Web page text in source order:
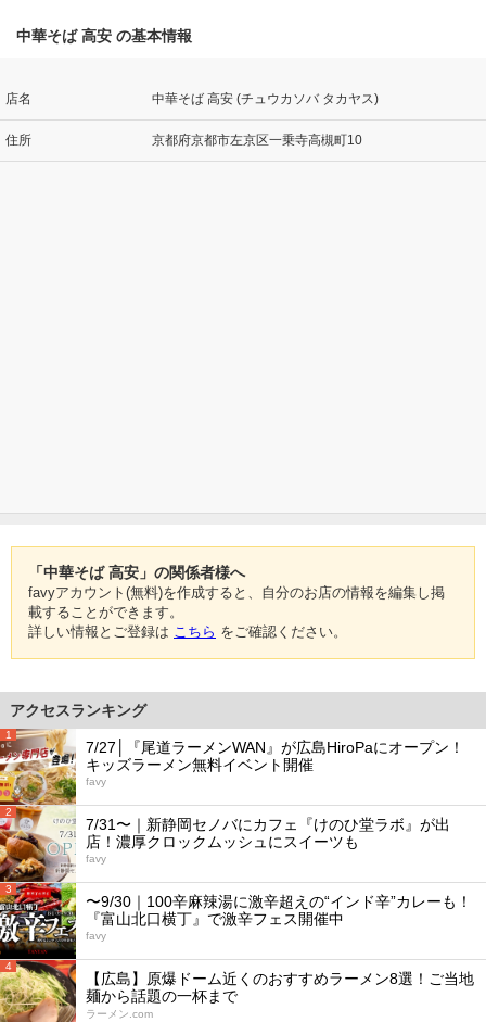
中華そば 高安 の基本情報
店名 中華そば 高安 (チュウカソバ タカヤス)
住所 京都府京都市左京区一乗寺高槻町10
「中華そば 高安」の関係者様へ
favyアカウント(無料)を作成すると、自分のお店の情報を編集し掲
載することができます。
詳しい情報とご登録は こちら をご確認ください。
アクセスランキング
1
7/27│『尾道ラーメンWAN』が広島HiroPaにオープン！
キッズラーメン無料イベント開催
favy
2
7/31〜｜新静岡セノバにカフェ『けのひ堂ラボ』が出
店！濃厚クロックムッシュにスイーツも
favy
3
〜9/30｜100辛麻辣湯に激辛超えの“インド辛”カレーも！
『富山北口横丁』で激辛フェス開催中
favy
4
【広島】原爆ドーム近くのおすすめラーメン8選！ご当地
麺から話題の一杯まで
ラーメン.com